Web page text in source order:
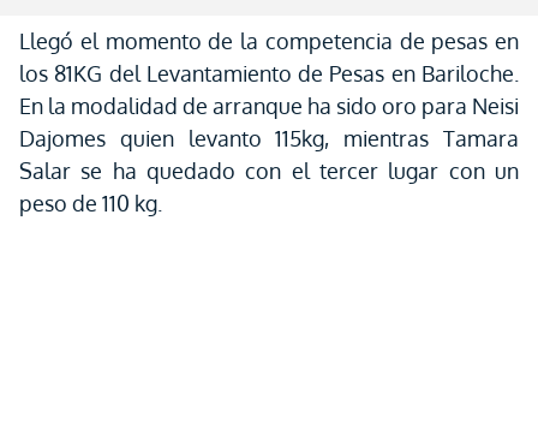
Llegó el momento de la competencia de pesas en
los 81KG del Levantamiento de Pesas en Bariloche.
En la modalidad de arranque ha sido oro para Neisi
Dajomes quien levanto 115kg, mientras Tamara
Salar se ha quedado con el tercer lugar con un
peso de 110 kg.